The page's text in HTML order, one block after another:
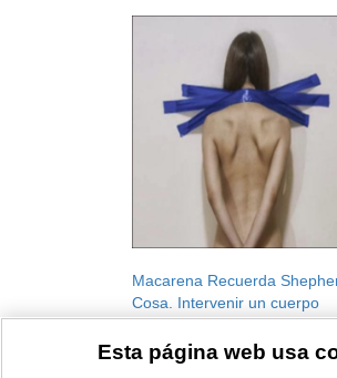
Macarena Recuerda
Cosa. Intervenir un cuerpo
[Workshop]
Babestu. Contemporary
Esta página web usa